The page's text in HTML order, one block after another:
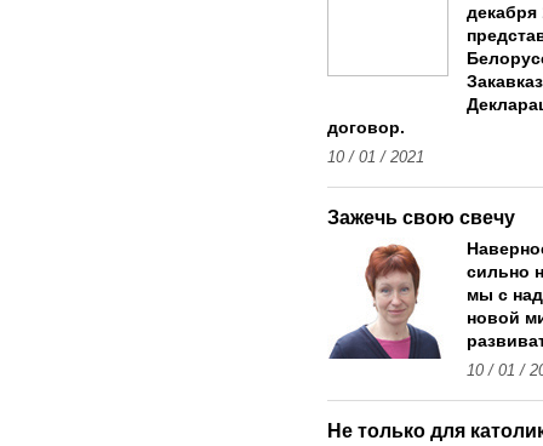
декабря
договор.
10 / 01 / 2021
Зажечь свою свечу
сильно
мы с
новой
10 / 01 /
Не только для